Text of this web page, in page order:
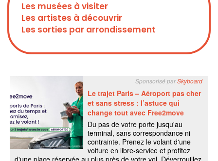
Les musées à visiter
Les artistes à découvrir
Les sorties par arrondissement